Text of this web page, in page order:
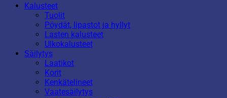
Kalusteet
Tuolit
Pöydät, lipastot ja hyllyt
Lasten kalusteet
Ulkokalusteet
Säilytys
Laatikot
Korit
Kenkätelineet
Vaatesäilytys